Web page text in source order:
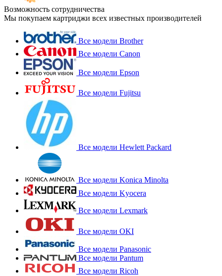
Возможность сотрудничества
Мы покупаем картриджи всех известных производителей
Все модели Brother
Все модели Canon
Все модели Epson
Все модели Fujitsu
Все модели Hewlett Packard
Все модели Konica Minolta
Все модели Kyocera
Все модели Lexmark
Все модели OKI
Все модели Panasonic
Все модели Pantum
Все модели Ricoh